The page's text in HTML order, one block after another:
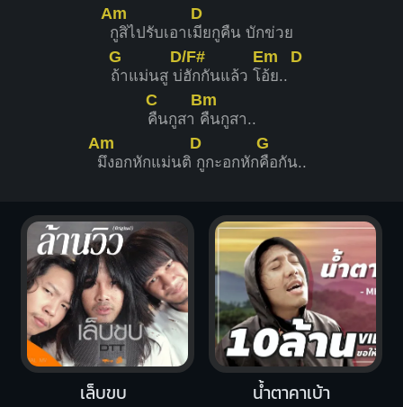
Am
กูสิไปรับเอาเ
D
มียกูคืน บักข่วย
G
ถ้าแม่นสู บ่
D/F#
ฮักกันแล้ว โ
Em
อ้ย..
D
C
คืนกูสา
Bm
คืนกูสา..
Am
มึงอกหักแม่นติ
D
กูกะอกหัก
G
คือกัน..
เล็บขบ น้ำตาคาเบ้า